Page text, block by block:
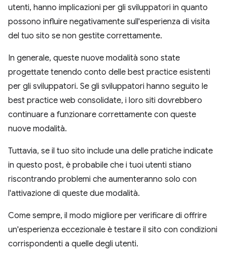
utenti, hanno implicazioni per gli sviluppatori in quanto
possono influire negativamente sull'esperienza di visita
del tuo sito se non gestite correttamente.
In generale, queste nuove modalità sono state
progettate tenendo conto delle best practice esistenti
per gli sviluppatori. Se gli sviluppatori hanno seguito le
best practice web consolidate, i loro siti dovrebbero
continuare a funzionare correttamente con queste
nuove modalità.
Tuttavia, se il tuo sito include una delle pratiche indicate
in questo post, è probabile che i tuoi utenti stiano
riscontrando problemi che aumenteranno solo con
l'attivazione di queste due modalità.
Come sempre, il modo migliore per verificare di offrire
un'esperienza eccezionale è testare il sito con condizioni
corrispondenti a quelle degli utenti.